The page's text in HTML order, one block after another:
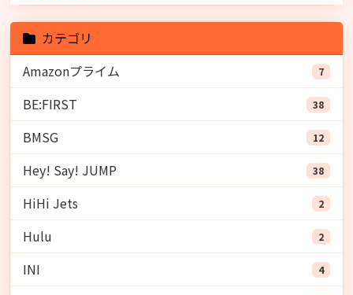
カテゴリ
Amazonプライム
7
BE:FIRST 38
BMSG 12
Hey! Say! JUMP 38
HiHi Jets 2
Hulu 2
INI 4